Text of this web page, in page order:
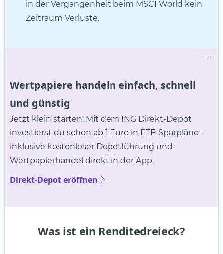
in der Vergangenheit beim MSCI World kein
Zeitraum Verluste.
Anzeige
Wertpapiere handeln einfach, schnell
und günstig
Jetzt klein starten: Mit dem ING Direkt-Depot
investierst du schon ab 1 Euro in ETF-Sparpläne –
inklusive kostenloser Depotführung und
Wertpapierhandel direkt in der App.
Direkt-Depot eröffnen
Was ist ein Renditedreieck?